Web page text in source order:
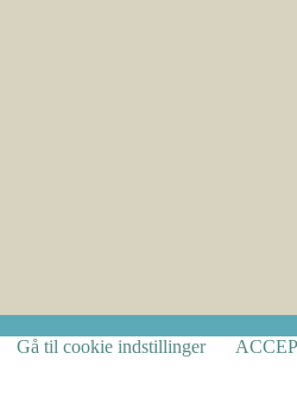
Gå til cookie indstillinger